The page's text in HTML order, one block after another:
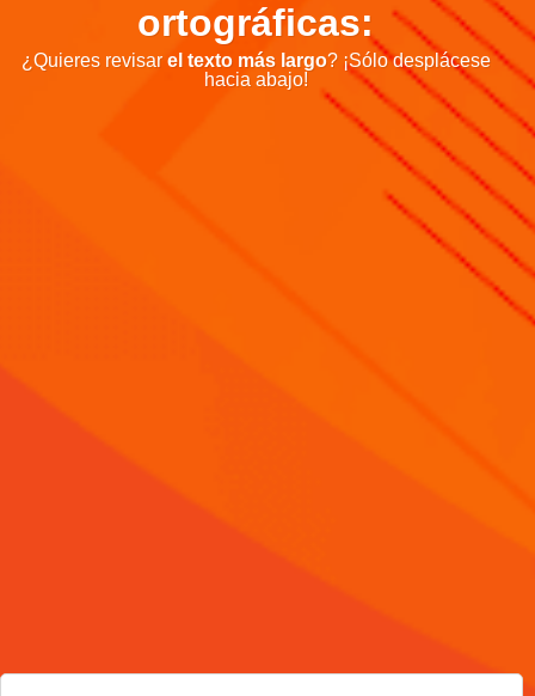
ortográficas:
¿Quieres revisarel texto más largo? ¡Sólo desplácese
hacia abajo!